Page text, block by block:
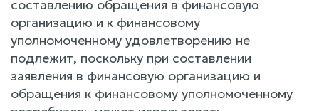
составлению обращения в финансовую
организацию и к финансовому
уполномоченному удовлетворению не
подлежит, поскольку при составлении
заявления в финансовую организацию и
обращения к финансовому уполномоченному